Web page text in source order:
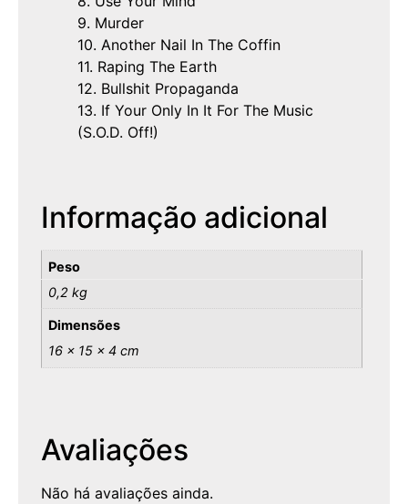
9. Murder
10. Another Nail In The Coffin
11. Raping The Earth
12. Bullshit Propaganda
13. If Your Only In It For The Music
(S.O.D. Off!)
Informação adicional
Peso
0,2 kg
Dimensões
16 × 15 × 4 cm
Avaliações
Não há avaliações ainda.